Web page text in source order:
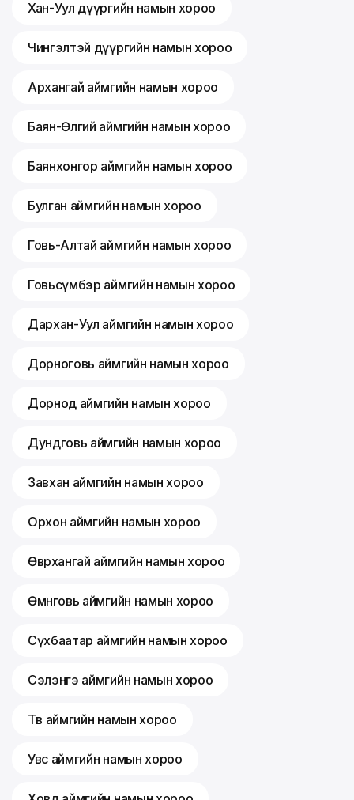
Хан-Уул дүүргийн намын хороо
Чингэлтэй дүүргийн намын хороо
Архангай аймгийн намын хороо
Баян-Өлгий аймгийн намын хороо
Баянхонгор аймгийн намын хороо
Булган аймгийн намын хороо
Говь-Алтай аймгийн намын хороо
Говьсүмбэр аймгийн намын хороо
Дархан-Уул аймгийн намын хороо
Дорноговь аймгийн намын хороо
Дорнод аймгийн намын хороо
Дундговь аймгийн намын хороо
Завхан аймгийн намын хороо
Орхон аймгийн намын хороо
Өвөрхангай аймгийн намын хороо
Өмнөговь аймгийн намын хороо
Сүхбаатар аймгийн намын хороо
Сэлэнгэ аймгийн намын хороо
Төв аймгийн намын хороо
Увс аймгийн намын хороо